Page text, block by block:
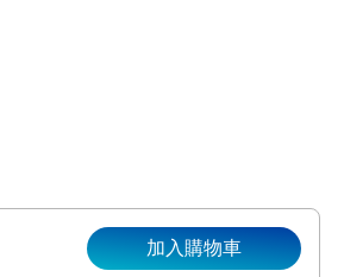
加入購物車